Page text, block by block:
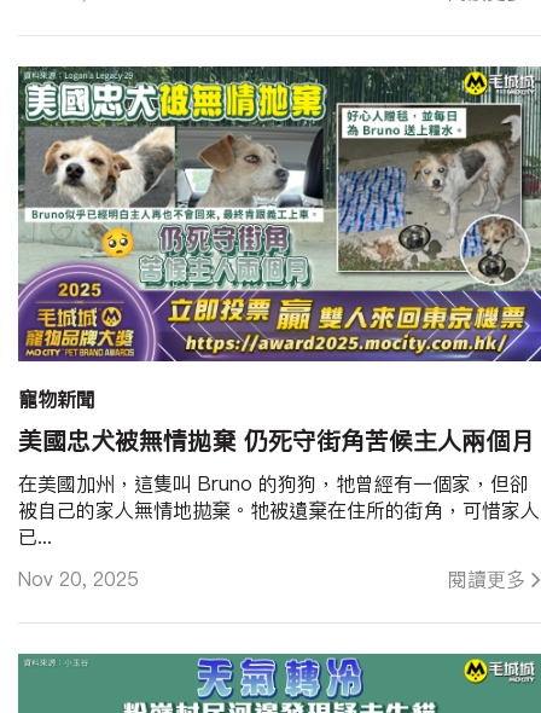
寵物新聞
美國忠犬被無情拋棄 仍死守街角苦候主人兩個月
Nov 20, 2025 閱讀更多
在美國加州，這隻叫 Bruno 的狗狗，牠曾經有一個家，但卻
被自己的家人無情地拋棄。牠被遺棄在住所的街角，可惜家人
已...